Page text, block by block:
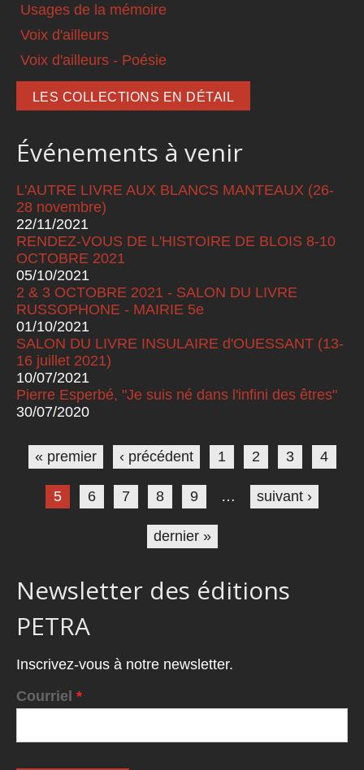
Usages de la mémoire
Voix d'ailleurs
Voix d'ailleurs - Poésie
LES COLLECTIONS EN DÉTAIL
Événements à venir
L'AUTRE LIVRE AUX BLANCS MANTEAUX (26-
28 novembre)
22/11/2021
RENDEZ-VOUS DE L'HISTOIRE DE BLOIS 8-10
OCTOBRE 2021
05/10/2021
2 & 3 OCTOBRE 2021 - SALON DU LIVRE
RUSSOPHONE - MAIRIE 5e
01/10/2021
SALON DU LIVRE INSULAIRE d'OUESSANT (13-
16 juillet 2021)
10/07/2021
Pierre Esperbé, "Je suis né dans l'infini des êtres"
30/07/2020
Pages
« premier ‹ précédent 1 2 3 4
5 6 7 8 9 … suivant ›
dernier »
Newsletter des éditions
PETRA
Inscrivez-vous à notre newsletter.
Courriel *